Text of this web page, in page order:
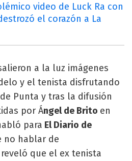
video de Luck Ra con
el corazón a La
a la luz imágenes
y el tenista disfrutando
Punta y tras la difusión
por Ángel de Brito en
para El Diario de
no hablar de
que el ex tenista